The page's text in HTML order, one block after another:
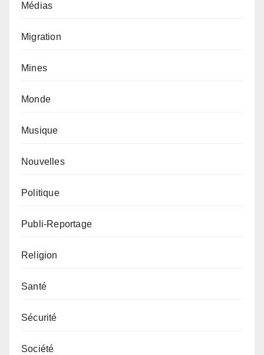
Médias
Migration
Mines
Monde
Musique
Nouvelles
Politique
Publi-Reportage
Religion
Santé
Sécurité
Société